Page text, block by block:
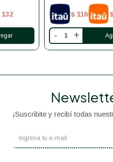
132 $ 116 $
- +
¡Suscribite y recibí todas